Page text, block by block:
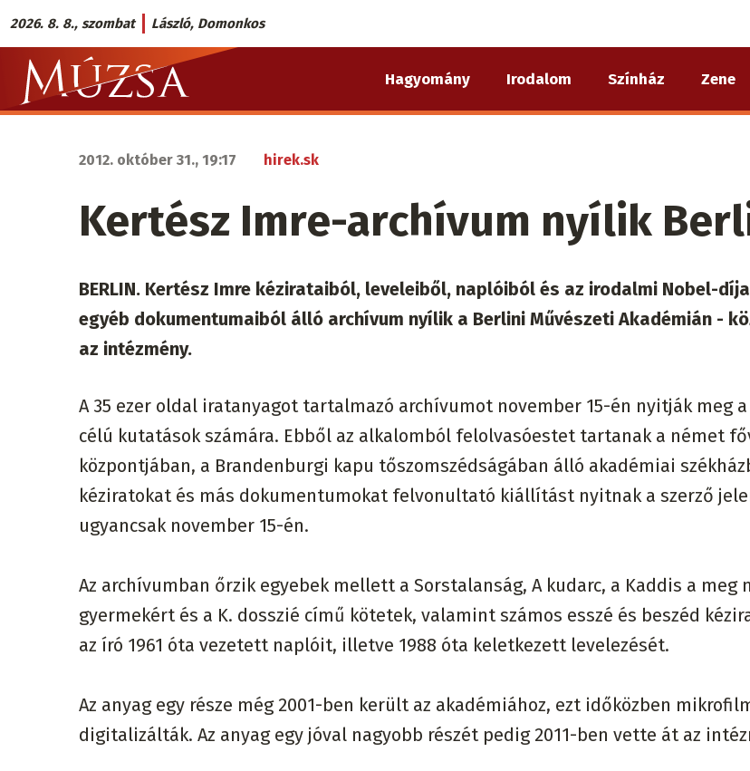
Ugrás
a
tartalomra
2026. 8. 8., szombat László, Domonkos
Múzsa.sk
fő
navigáció
Hagyomány Irodalom Színház Zene
2012. október 31., 19:17 hirek.sk
Kertész Imre-archívum nyílik
BERLIN. Kertész Imre kézirataiból, leveleiből, naplóiból és az irodalmi Nobel-
egyéb dokumentumaiból álló archívum nyílik a Berlini Művészeti Akadémián -
az intézmény.
A 35 ezer oldal iratanyagot tartalmazó archívumot november 15-én nyitják meg
célú kutatások számára. Ebből az alkalomból felolvasóestet tartanak a német
központjában, a Brandenburgi kapu tőszomszédságában álló akadémiai
kéziratokat és más dokumentumokat felvonultató kiállítást nyitnak a szerző
ugyancsak november 15-én.
Az archívumban őrzik egyebek mellett a Sorstalanság, A kudarc, a Kaddis a meg
gyermekért és a K. dosszié című kötetek, valamint számos esszé és beszéd
az író 1961 óta vezetett naplóit, illetve 1988 óta keletkezett levelezését.
Az anyag egy része még 2001-ben került az akadémiához, ezt időközben
digitalizálták. Az anyag egy jóval nagyobb részét pedig 2011-ben vette át az